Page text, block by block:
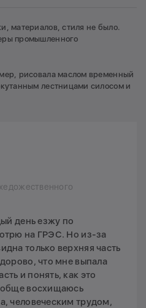
материалов, стиля не было.
промышленного
рисовала маслом временный
лестницами силосом и
день езжу по
на ГРЭС. Но из-за
только верхняя часть
что мне выпала
и понять, как это
восхищаюсь
человеческим трудом,